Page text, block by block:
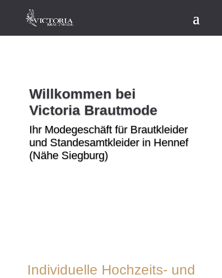
Willkommen bei
Victoria Brautmode
Ihr Modegeschäft für Brautkleider
und Standesamtkleider in Hennef
(Nähe Siegburg)
Individuelle Hochzeits- und